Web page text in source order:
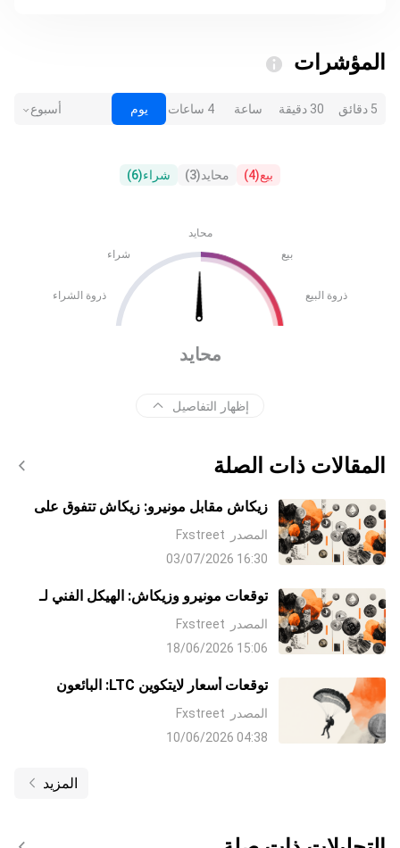
المؤشرات
5 دقائق 30 دقيقة ساعة 4 ساعات يوم أسبوع
بيع(
4
) محايد(
3
) شراء(
6
)
محايد
بيع
شراء
ذروة البيع ذروة الشراء
محايد
إظهار التفاصيل
المقالات ذات الصلة
زيكاش مقابل مونيرو: زيكاش تتفوق على
مونيرو رغم تباطؤ الطلب في قطاع التجزئة
المصدر
Fxstreet
16:30 03/07/2026
توقعات مونيرو وزيكاش: الهيكل الفني لـ
XMR و ZEC يضعف
المصدر
Fxstreet
15:06 18/06/2026
توقعات أسعار لايتكوين LTC: البائعون
دولارًا
المصدر
Fxstreet
04:38 10/06/2026
المزيد